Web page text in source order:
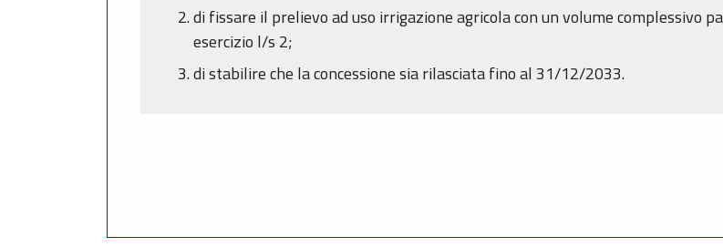
di fissare il prelievo ad uso irrigazione agricola con un volume complessivo
esercizio l/s 2;
di stabilire che la concessione sia rilasciata fino al 31/12/2033.